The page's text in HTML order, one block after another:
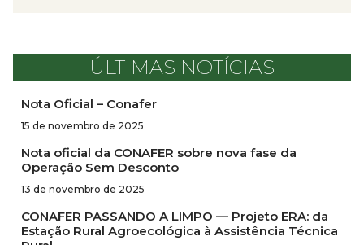
ÚLTIMAS NOTÍCIAS
Nota Oficial – Conafer
15 de novembro de 2025
Nota oficial da CONAFER sobre nova fase da
Operação Sem Desconto
13 de novembro de 2025
CONAFER PASSANDO A LIMPO — Projeto ERA: da
Estação Rural Agroecológica à Assistência Técnica